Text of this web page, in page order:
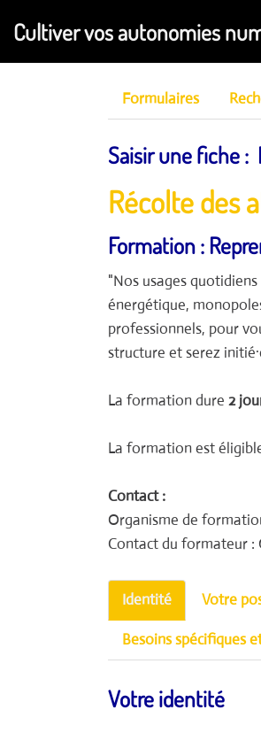
Aller au contenu principal
Cultiver vos autonomies
Formulaires
Saisir une fiche :
Récolte des
Formation :
"Nos usages
énergétique,
professionnels, pour
structure et serez
La formation dure 2
La formation est
Contact :
Organisme de
Contact du formateur :
Identité Votre
Besoins spécifiques
Votre identité